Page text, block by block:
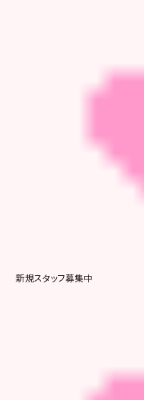
新規スタッフ募集中